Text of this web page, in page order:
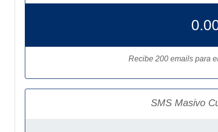
Recibe 200 emails para
SMS Masivo